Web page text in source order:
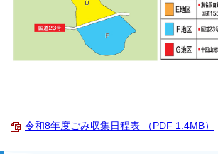
令和8年度ごみ収集日程表 （PDF 1.4MB）